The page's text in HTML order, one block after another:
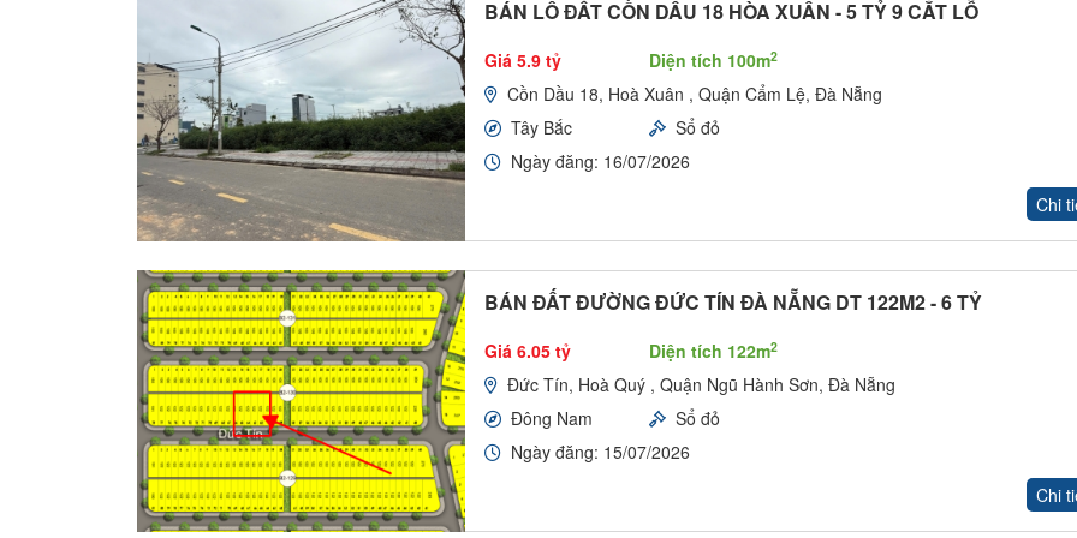
BÁN LÔ ĐẤT CỒN DẦU 18 HÒA XUÂN - 5 TỶ 9 CẮT LỖ
Giá 5.9 tỷ Diện tích 100m2
Cồn Dầu 18, Hoà Xuân , Quận Cẩm Lệ, Đà Nẵng
Tây Bắc
Sổ đỏ
Ngày đăng: 16/07/2026
Chi
BÁN ĐẤT ĐƯỜNG ĐỨC TÍN ĐÀ NẴNG DT 122M2 - 6 TỶ
Giá 6.05 tỷ Diện tích 122m2
Đức Tín, Hoà Quý , Quận Ngũ Hành Sơn, Đà Nẵng
Đông Nam
Sổ đỏ
Ngày đăng: 15/07/2026
Chi